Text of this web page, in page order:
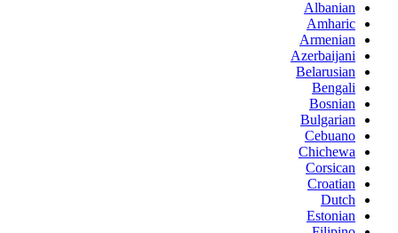
Albanian
Amharic
Armenian
Azerbaijani
Belarusian
Bengali
Bosnian
Bulgarian
Cebuano
Chichewa
Corsican
Croatian
Dutch
Estonian